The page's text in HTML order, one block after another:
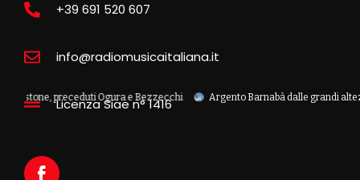
preceduti Ogura e Bezzecchi Argento Barnabà dalle grandi altezze agli
+39 691 520 607
info@radiomusicaitaliana.it
Licenza Siae n° 1416